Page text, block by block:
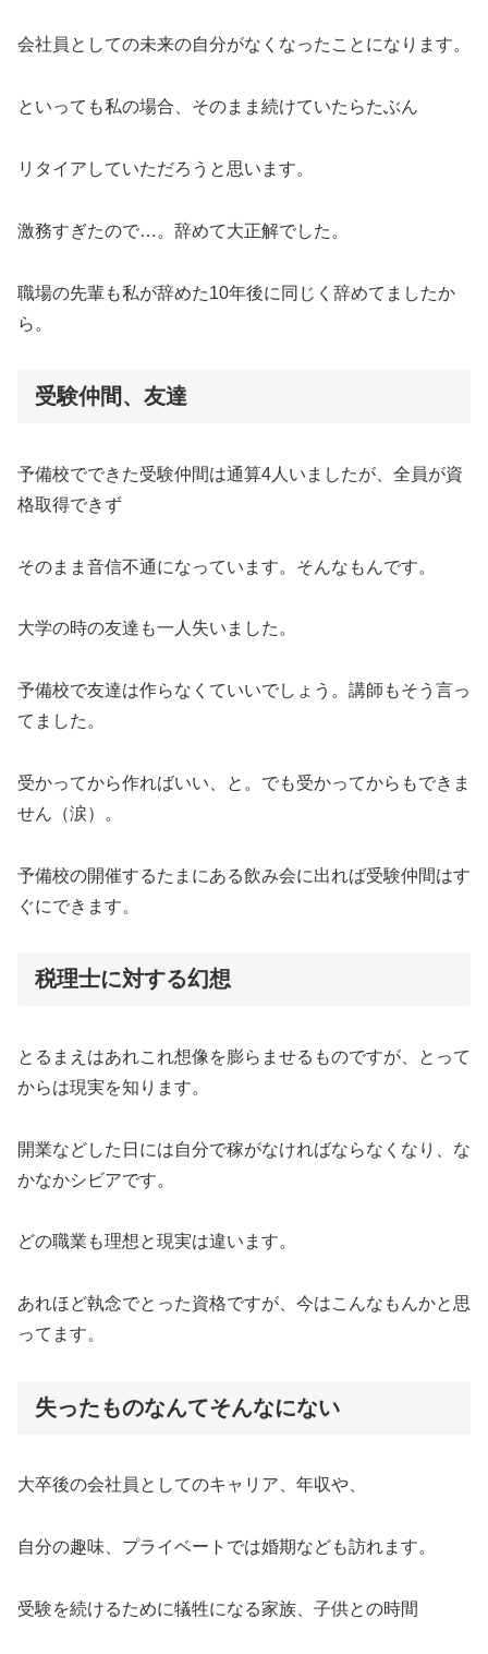
会社員としての未来の自分がなくなったことになります。
といっても私の場合、そのまま続けていたらたぶん
リタイアしていただろうと思います。
激務すぎたので…。辞めて大正解でした。
職場の先輩も私が辞めた10年後に同じく辞めてましたか
ら。
受験仲間、友達
予備校でできた受験仲間は通算4人いましたが、全員が資
格取得できず
そのまま音信不通になっています。そんなもんです。
大学の時の友達も一人失いました。
予備校で友達は作らなくていいでしょう。講師もそう言っ
てました。
受かってから作ればいい、と。でも受かってからもできま
せん（涙）。
予備校の開催するたまにある飲み会に出れば受験仲間はす
ぐにできます。
税理士に対する幻想
とるまえはあれこれ想像を膨らませるものですが、とって
からは現実を知ります。
開業などした日には自分で稼がなければならなくなり、な
かなかシビアです。
どの職業も理想と現実は違います。
あれほど執念でとった資格ですが、今はこんなもんかと思
ってます。
失ったものなんてそんなにない
大卒後の会社員としてのキャリア、年収や、
自分の趣味、プライベートでは婚期なども訪れます。
受験を続けるために犠牲になる家族、子供との時間